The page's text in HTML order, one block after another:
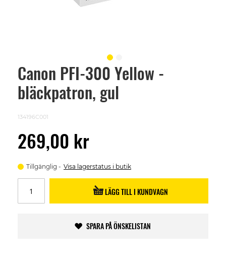
Canon PFI-300 Yellow -
bläckpatron, gul
134196C001
269,00 kr
Tillgänglig Visa lagerstatus i butik
LÄGG TILL I KUNDVAGN
SPARA PÅ ÖNSKELISTAN
Skip
beginning
images